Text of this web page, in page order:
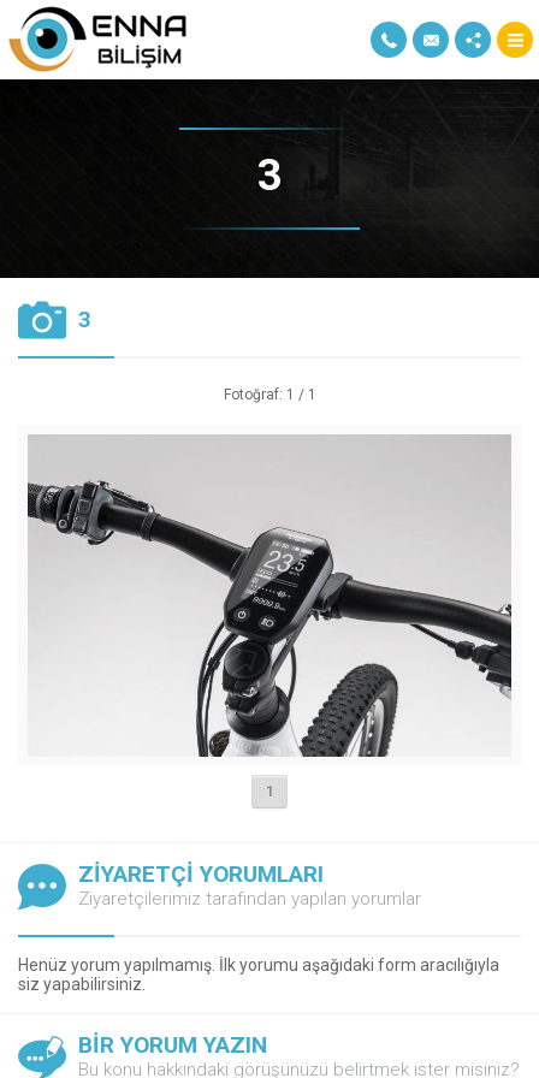
3
3
Fotoğraf: 1 / 1
1
ZİYARETÇİ YORUMLARI
Ziyaretçilerimiz tarafından yapılan yorumlar
Henüz yorum yapılmamış. İlk yorumu aşağıdaki form aracılığıyla
siz yapabilirsiniz.
BİR YORUM YAZIN
Bu konu hakkındaki görüşünüzü belirtmek ister misiniz?